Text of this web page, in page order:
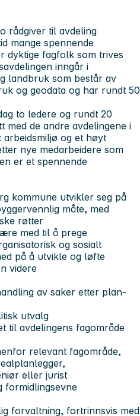
rådgiver til avdeling
mange spennende
dyktige fagfolk som trives
inngår i
landbruk som består av
og geodata og har rundt 50
to ledere og rundt 20
med de andre avdelingene i
og et høyt
nye medarbeidere som
er et spennende
kommune utvikler seg på
måte, med
røtter
med til å prege
og sosialt
på å utvikle og løfte
videre
av saker etter plan-
utvalg
til avdelingens fagområde
relevant fagområde,
eller jurist
formidlingsevne
forvaltning, fortrinnsvis med